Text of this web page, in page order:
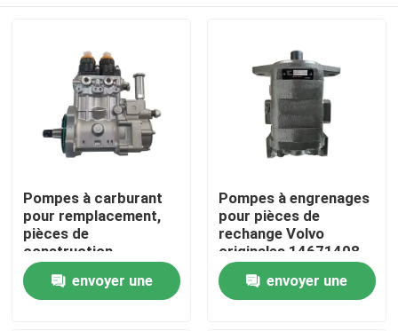
Aperçu
Produits
Pompes à carburant
pour remplacement,
pièces de
construction
originales 20R-0819
envoyer une
Pompes à engrenages
pour pièces de
rechange Volvo
originales 14671408
Application pour
l'entretien des pièces
EC750DL
envoyer une